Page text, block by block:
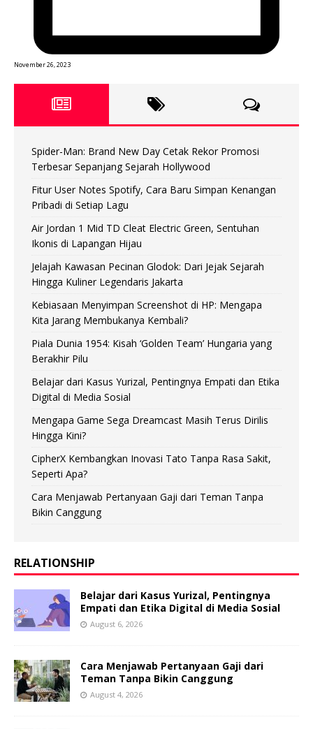
November 26, 2023
Spider-Man: Brand New Day Cetak Rekor Promosi
Terbesar Sepanjang Sejarah Hollywood
Fitur User Notes Spotify, Cara Baru Simpan Kenangan
Pribadi di Setiap Lagu
Air Jordan 1 Mid TD Cleat Electric Green, Sentuhan
Ikonis di Lapangan Hijau
Jelajah Kawasan Pecinan Glodok: Dari Jejak Sejarah
Hingga Kuliner Legendaris Jakarta
Kebiasaan Menyimpan Screenshot di HP: Mengapa
Kita Jarang Membukanya Kembali?
Piala Dunia 1954: Kisah ‘Golden Team’ Hungaria yang
Berakhir Pilu
Belajar dari Kasus Yurizal, Pentingnya Empati dan Etika
Digital di Media Sosial
Mengapa Game Sega Dreamcast Masih Terus Dirilis
Hingga Kini?
CipherX Kembangkan Inovasi Tato Tanpa Rasa Sakit,
Seperti Apa?
Cara Menjawab Pertanyaan Gaji dari Teman Tanpa
Bikin Canggung
RELATIONSHIP
Belajar dari Kasus Yurizal, Pentingnya
Empati dan Etika Digital di Media Sosial
August 6, 2026
Cara Menjawab Pertanyaan Gaji dari
Teman Tanpa Bikin Canggung
August 4, 2026